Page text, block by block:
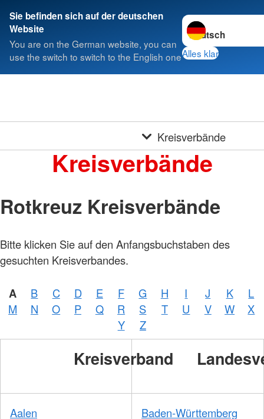
Sie befinden sich auf der deutschen
Website
You are on the German website, you can
use the switch to switch to the English one
Sprache wechseln
Alles klar
Kreisverbände
Kreisverbände
Rotkreuz Kreisverbände
Bitte klicken Sie auf den Anfangsbuchstaben des
gesuchten Kreisverbandes.
A B C D E F G H I J K
L
M
N O P Q R S T U V W
X
Y
Z
Kreisverband
Aalen Baden-Württemberg